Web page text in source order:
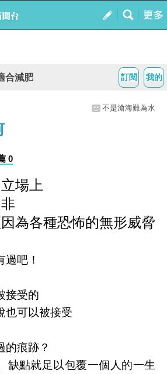
我的
訂閱
合減肥
不是滄海難為水
0
場上
為各種恐怖的無形威脅
吧！
接受的
也可以被接受
的痕跡？
缺點就足以包覆一個人的一生